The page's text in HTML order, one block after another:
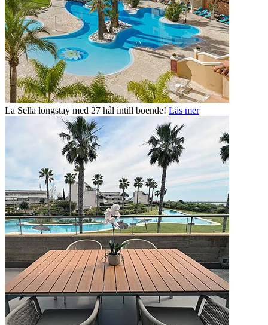
La Sella longstay med 27 hål intill boende! Läs mer